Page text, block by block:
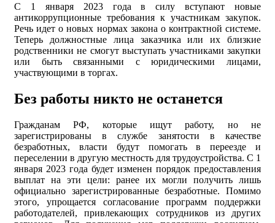
С 1 января 2023 года в силу вступают новые
антикоррупционные требования к участникам закупок.
Речь идет о новых нормах закона о контрактной системе.
Теперь должностные лица заказчика или их близкие
родственники не смогут выступать участниками закупки
или быть связанными с юридическими лицами,
участвующими в торгах.
Без работы никто не останется
Гражданам РФ, которые ищут работу, но не
зарегистрированы в службе занятости в качестве
безработных, власти будут помогать в переезде и
переселении в другую местность для трудоустройства. С 1
января 2023 года будет изменен порядок предоставления
выплат на эти цели: ранее их могли получить лишь
официально зарегистрированные безработные. Помимо
этого, упрощается согласование программ поддержки
работодателей, привлекающих сотрудников из других